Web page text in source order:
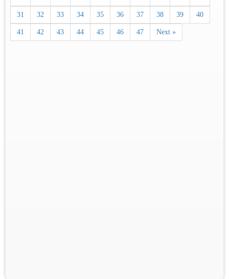
31 32 33 34 35 36 37 38 39 40
41 42 43 44 45 46 47 Next »